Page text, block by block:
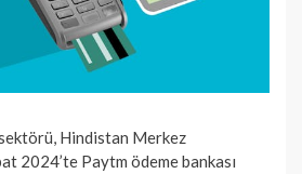
Hindistan Merkez
2024’te Paytm ödeme bankası